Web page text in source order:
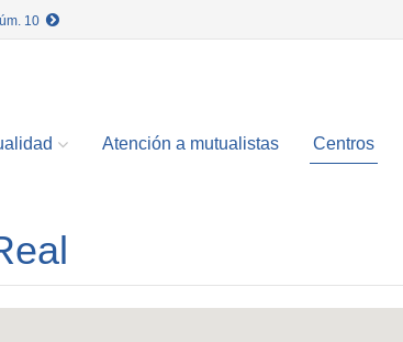
10
Atención a mutualistas Centros